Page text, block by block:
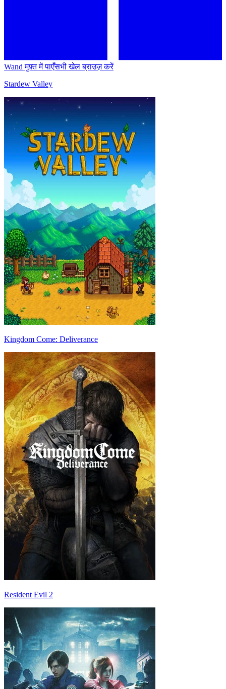
Wand मुफ़्त में पाएँसभी खेल ब्राउज़ करें
Stardew Valley
Kingdom Come: Deliverance
Resident Evil 2